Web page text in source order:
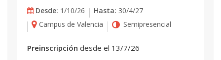
Desde: 1/10/26 Hasta: 30/4/27
Campus de Valencia
Semipresencial
Preinscripción desde el 13/7/26